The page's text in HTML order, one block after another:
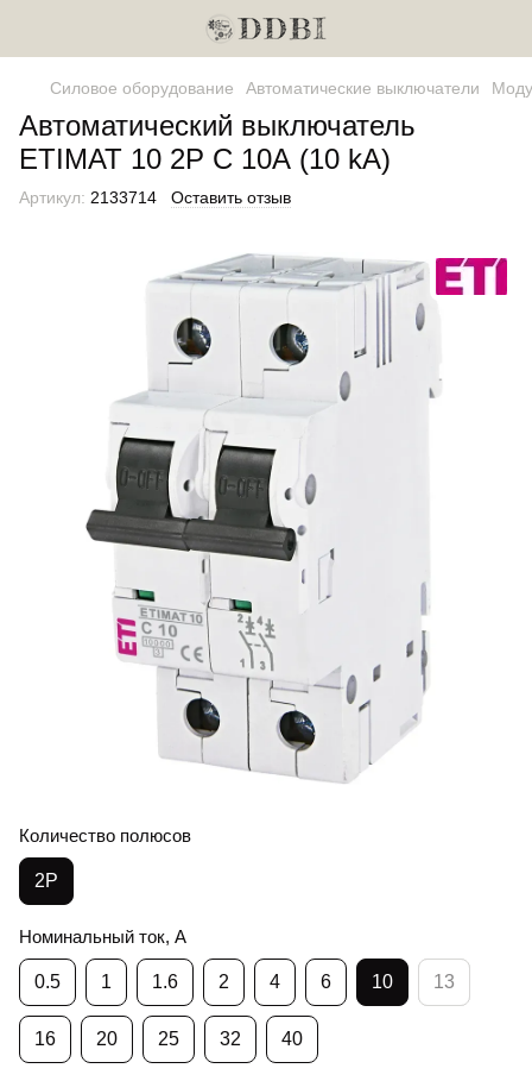
Силовое оборудование Автоматические выключатели
Автоматический выключатель
ETIMAT 10 2P C 10А (10 kA)
Артикул: 2133714 Оставить отзыв
Количество полюсов
2Р
Номинальный ток, А
0.5 1 1.6 2 4 6 10 13
16 20 25 32 40